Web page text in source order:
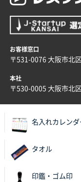
お客様窓口
〒531-0076 大阪市北
本社
〒530-0005 大阪市北
名入れカレンダ
タオル
印鑑・ゴム印